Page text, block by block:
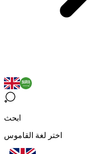
ابحث
اختر لغة القاموس